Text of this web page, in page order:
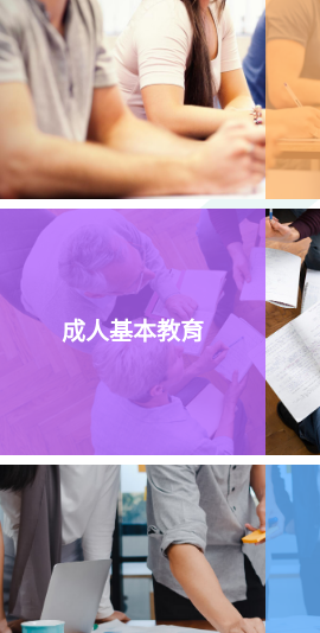
成人基本教育